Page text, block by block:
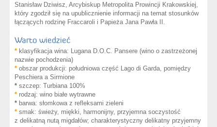
Stanisław Dziwisz, Arcybiskup Metropolita Prowincji Krakowskiej,
który zgodził się na upublicznienie informacji na temat stosunków
łączących rodzinę Fraccaroli i Papieża Jana Pawła II.
Warto wiedzieć
* klasyfikacja wina: Lugana D.O.C. Pansere (wino o zastrzeżonej
nazwie pochodzenia)
* obszar produkcji: południowa część Lago di Garda, pomiędzy
Peschiera a Sirmione
* szczep: Turbiana 100%
* rodzaj: wino białe wytrawne
* barwa: słomkowa z refleksami zieleni
* smak: świeży, miękki, harmonijny, przyjemna soczystość
z delikatną nutą migdałów; charakterystyczny delikatny przyjemny